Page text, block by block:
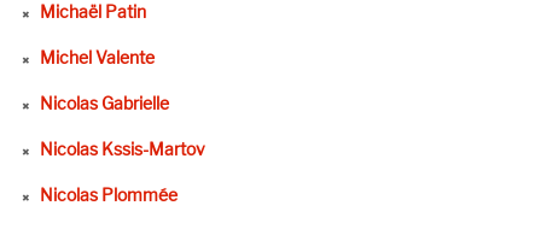
Michaël Patin
Michel Valente
Nicolas Gabrielle
Nicolas Kssis-Martov
Nicolas Plommée